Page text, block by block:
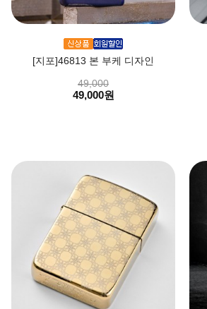
[지포]46813 본 부케 디자인
49,000
49,000원